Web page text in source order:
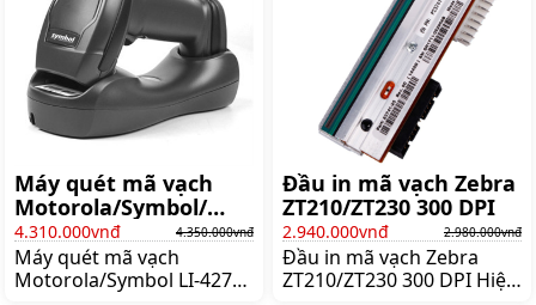
Máy quét mã vạch
Motorola/Symbol/
Zebra LI-4278
4.310.000vnđ 4.350.000vnđ
Máy quét mã vạch
Motorola/Symbol LI-4278
Đầu in mã vạch Zebra
ZT210/ZT230 300 DPI
2.940.000vnđ 2.980.000vnđ
Đầu in mã vạch Zebra
ZT210/ZT230 300 DPI Hiện